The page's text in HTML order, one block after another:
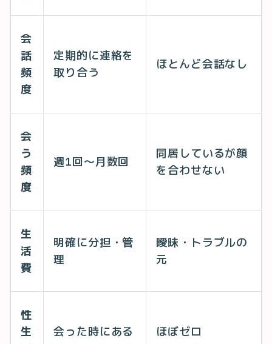
会
話
頻
度
定期的に連絡を
取り合う
ほとんど会話なし
会
う
頻
度
週1回〜月数回
同居しているが顔
を合わせない
生
活
費
明確に分担・管
理
曖昧・トラブルの
元
性
生
会った時にある ほぼゼロ